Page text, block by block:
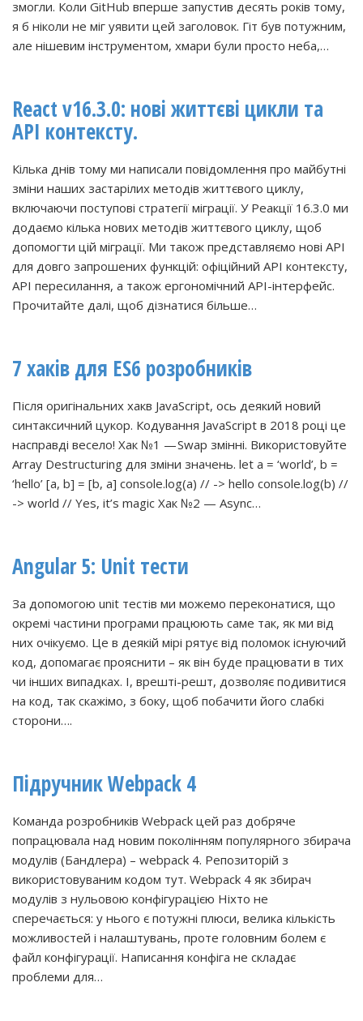
змогли. Коли GitHub вперше запустив десять років тому,
я б ніколи не міг уявити цей заголовок. Гіт був потужним,
але нішевим інструментом, хмари були просто неба,…
React v16.3.0: нові життєві цикли та
API контексту.
Кілька днів тому ми написали повідомлення про майбутні
зміни наших застарілих методів життєвого циклу,
включаючи поступові стратегії міграції. У Реакції 16.3.0 ми
додаємо кілька нових методів життєвого циклу, щоб
допомогти цій міграції. Ми також представляємо нові API
для довго запрошених функцій: офіційний API контексту,
API пересилання, а також ергономічний API-інтерфейс.
Прочитайте далі, щоб дізнатися більше…
7 хаків для ES6 розробників
Після оригінальних хакв JavaScript, ось деякий новий
синтаксичний цукор. Кодування JavaScript в 2018 році це
насправді весело! Хак №1 — Swap змінні. Використовуйте
Array Destructuring для зміни значень. let a = ‘world’, b =
‘hello’ [a, b] = [b, a] console.log(a) // -> hello console.log(b) //
-> world // Yes, it’s magic Хак №2 — Async…
Angular 5: Unit тести
За допомогою unit тестів ми можемо переконатися, що
окремі частини програми працюють саме так, як ми від
них очікуємо. Це в деякій мірі рятує від поломок існуючий
код, допомагає прояснити – як він буде працювати в тих
чи інших випадках. І, врешті-решт, дозволяє подивитися
на код, так скажімо, з боку, щоб побачити його слабкі
сторони….
Підручник Webpack 4
Команда розробників Webpack цей раз добряче
попрацювала над новим поколінням популярного збирача
модулів (Бандлера) – webpack 4. Репозиторій з
використовуваним кодом тут. Webpack 4 як збирач
модулів з нульовою конфігурацією Ніхто не
сперечається: у нього є потужні плюси, велика кількість
можливостей і налаштувань, проте головним болем є
файл конфігурації. Написання конфіга не складає
проблеми для…